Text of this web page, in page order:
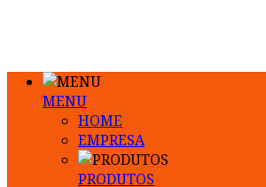
MENU
HOME
EMPRESA
PRODUTOS